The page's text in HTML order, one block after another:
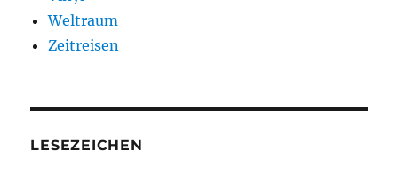
Weltraum
Zeitreisen
LESEZEICHEN